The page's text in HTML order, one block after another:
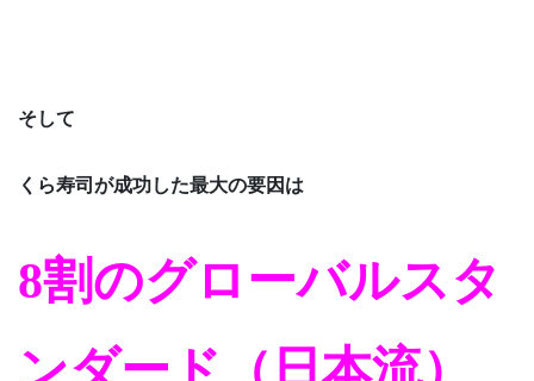
そして
くら寿司が成功した最大の要因は
8割のグローバルスタ